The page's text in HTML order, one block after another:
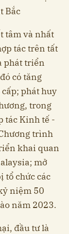
Bắc
tâm và nhất
tác trên tất
phát triển
có tăng
phát huy
trong
tác Kinh tế -
trình
khai quan
mở
tổ chức các
niệm 50
năm 2023.
đầu tư là